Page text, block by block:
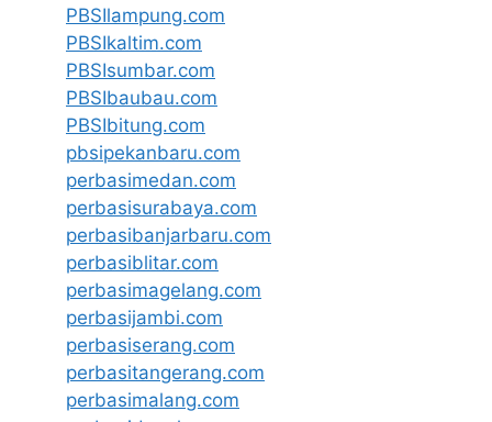
PBSIlampung.com
PBSIkaltim.com
PBSIsumbar.com
PBSIbaubau.com
PBSIbitung.com
pbsipekanbaru.com
perbasimedan.com
perbasisurabaya.com
perbasibanjarbaru.com
perbasiblitar.com
perbasimagelang.com
perbasijambi.com
perbasiserang.com
perbasitangerang.com
perbasimalang.com